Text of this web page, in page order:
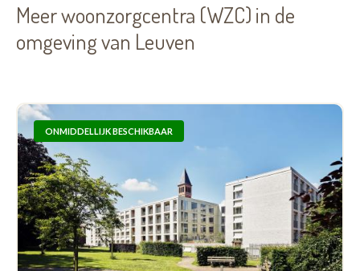
Meer woonzorgcentra (WZC) in de
omgeving van Leuven
ONMIDDELLIJK BESCHIKBAAR